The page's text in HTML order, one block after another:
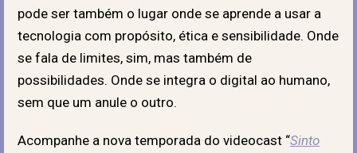
pode ser também o lugar onde se aprende a usar a
tecnologia com propósito, ética e sensibilidade. Onde
se fala de limites, sim, mas também de
possibilidades. Onde se integra o digital ao humano,
sem que um anule o outro.
Acompanhe a nova temporada do videocast “Sinto